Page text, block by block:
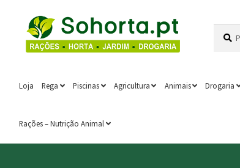
Ir
para
a
Saltar
para
o
por:
Loja Rega Piscinas Agricultura Animais Drogaria
Rações – Nutrição Animal